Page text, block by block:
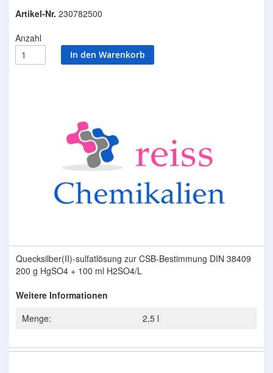
Artikel-Nr. 230782500
Anzahl
In den Warenkorb
Anfang
der
springen
Quecksilber(II)-sulfatlösung zur CSB-Bestimmung DIN 38409
200 g HgSO4 + 100 ml H2SO4/L
Weitere Informationen
Menge:
2,5 l